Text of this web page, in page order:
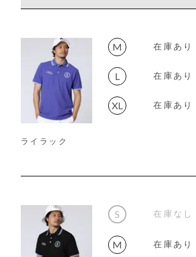
M 在庫あり
L 在庫あり
XL 在庫あり
ライラック
S 在庫なし
M 在庫あり